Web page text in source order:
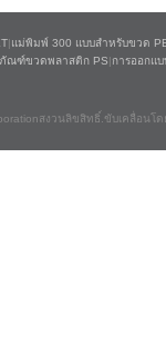
|แม่พิมพ์ 300 แบบสำหรับขวด
ภัณฑ์ขวดพลาสติก PS|การออกแ
สงวนลิขสิทธิ์.ขับเคลื่อนโด